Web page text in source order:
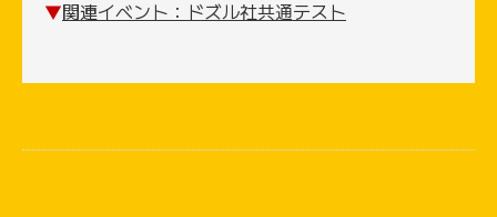
▼関連イベント：ドズル社共通テスト